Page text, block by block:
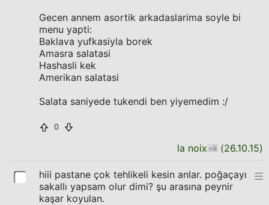
Gecen annem asortik arkadaslarima soyle bi
menu yapti:
Baklava yufkasiyla borek
Amasra salatasi
Hashasli kek
Amerikan salatasi
Salata saniyede tukendi ben yiyemedim :/
0
la noix (26.10.15)
hiii pastane çok tehlikeli kesin anlar. poğaçayı
sakallı yapsam olur dimi? şu arasına peynir
kaşar koyulan.